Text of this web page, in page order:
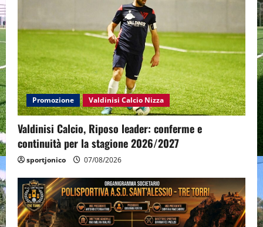
Promozione Valdinisi Calcio Nizza
Valdinisi Calcio, Riposo leader: conferme e
continuità per la stagione 2026/2027
sportjonico 07/08/2026